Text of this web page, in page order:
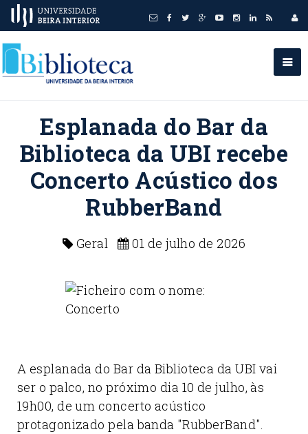
Esplanada do Bar da
Biblioteca da UBI recebe
Concerto Acústico dos
RubberBand
Geral 01 de julho de 2026
A esplanada do Bar da Biblioteca da UBI vai
ser o palco, no próximo dia 10 de julho, às
19h00, de um concerto acústico
protagonizado pela banda "RubberBand".